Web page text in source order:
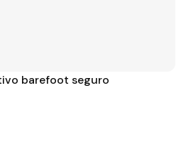
barefoot seguro